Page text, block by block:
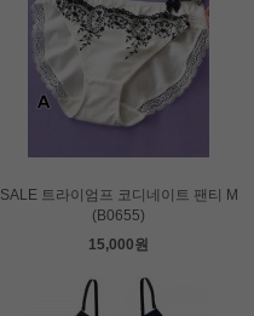
SALE 트라이엄프 코디네이트 팬티 M
(B0655)
15,000원